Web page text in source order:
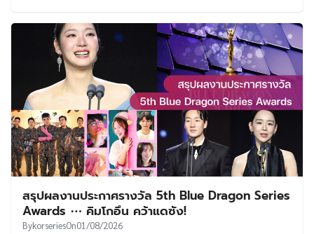
สรุปผลงานประกาศรางวัล 5th Blue Dragon Series
Awards ⋯ คิมโกอึน คว้าแดซัง!
BykorseriesOn01/08/2026